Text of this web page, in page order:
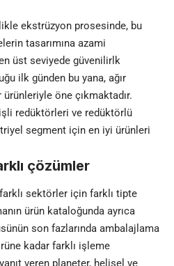
ekstrüzyon prosesinde, bu
tasarımına azami
üst seviyede güvenilirlk
ilk günden bu yana, ağır
öne çıkmaktadır.
redüktörleri ve redüktörlü
segment için en iyi ürünleri
çözümler
sektörler için farklı tipte
ürün kataloğunda ayrıca
son fazlarında ambalajlama
kadar farklı işleme
veren planeter, helisel ve